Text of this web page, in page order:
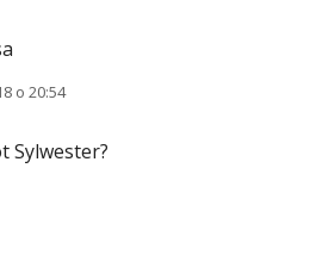
o 20:54
Sylwester?